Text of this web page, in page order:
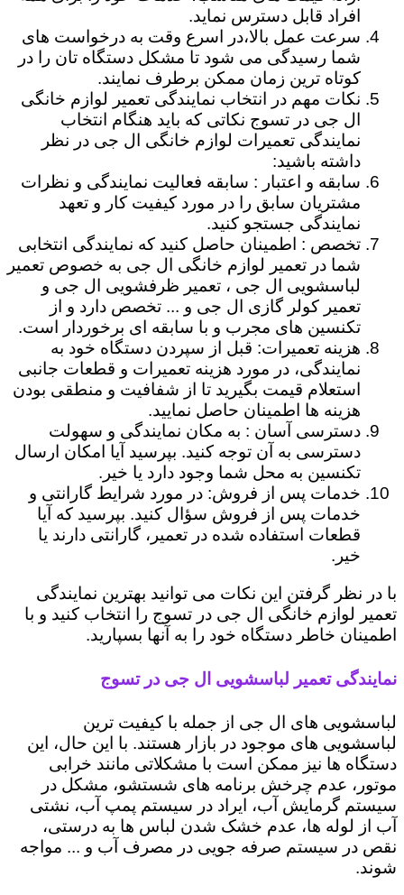
افراد قابل دسترس نماید.
سرعت عمل بالا،در اسرع وقت به درخواست های
شما رسیدگی می شود تا مشکل دستگاه تان را در
کوتاه ترین زمان ممکن برطرف نمایند.
نکات مهم در انتخاب نمایندگی تعمیر لوازم خانگی
ال جی در تسوج نکاتی که باید هنگام انتخاب
نمایندگی تعمیرات لوازم خانگی ال جی در نظر
داشته باشید:
سابقه و اعتبار : سابقه فعالیت نمایندگی و نظرات
مشتریان سابق را در مورد کیفیت کار و تعهد
نمایندگی جستجو کنید.
تخصص : اطمینان حاصل کنید که نمایندگی انتخابی
شما در تعمیر لوازم خانگی ال جی به خصوص تعمیر
لباسشویی ال جی ، تعمیر ظرفشویی ال جی و
تعمیر کولر گازی ال جی و ... تخصص دارد و از
تکنسین های مجرب و با سابقه ای برخوردار است.
هزینه تعمیرات: قبل از سپردن دستگاه خود به
نمایندگی، در مورد هزینه تعمیرات و قطعات جانبی
استعلام قیمت بگیرید تا از شفافیت و منطقی بودن
هزینه ها اطمینان حاصل نمایید.
دسترسی آسان : به مکان نمایندگی و سهولت
دسترسی به آن توجه کنید. بپرسید آیا امکان ارسال
تکنسین به محل شما وجود دارد یا خیر.
خدمات پس از فروش: در مورد شرایط گارانتی و
خدمات پس از فروش سؤال کنید. بپرسید که آیا
قطعات استفاده شده در تعمیر، گارانتی دارند یا
خیر.
با در نظر گرفتن این نکات می توانید بهترین نمایندگی
تعمیر لوازم خانگی ال جی در تسوج را انتخاب کنید و با
اطمینان خاطر دستگاه خود را به آنها بسپارید.
نمایندگی تعمیر لباسشویی ال جی در تسوج
لباسشویی های ال جی از جمله با کیفیت ترین
لباسشویی های موجود در بازار هستند. با این حال، این
دستگاه ها نیز ممکن است با مشکلاتی مانند خرابی
موتور، عدم چرخش برنامه های شستشو، مشکل در
سیستم گرمایش آب، ایراد در سیستم پمپ آب، نشتی
آب از لوله ها، عدم خشک شدن لباس ها به درستی،
نقص در سیستم صرفه جویی در مصرف آب و ... مواجه
شوند.